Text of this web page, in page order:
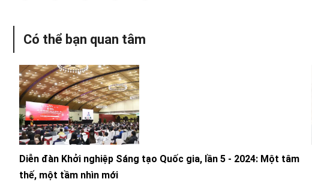
Có thể bạn quan tâm
Diễn đàn Khởi nghiệp Sáng tạo Quốc gia, lần 5 - 2024: Một tâm
thế, một tầm nhìn mới